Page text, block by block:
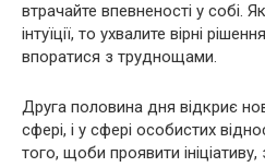
втрачайте впевненості у собі.
інтуїції, то ухвалите вірні
впоратися з труднощами.
Друга половина дня відкриє
сфері, і у сфері особистих
того, щоби проявити